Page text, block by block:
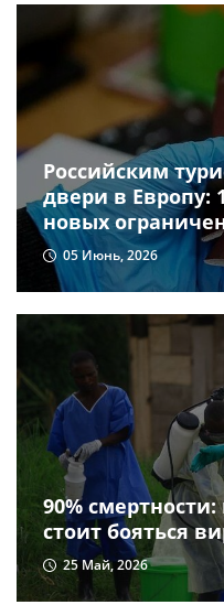
Российским
двери в Европу:
новых
05 Июнь, 2026
90%
стоит бояться
25 Май, 2026